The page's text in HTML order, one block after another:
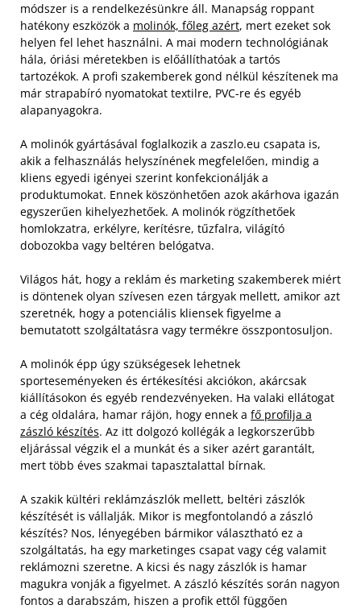
módszer is a rendelkezésünkre áll. Manapság roppant
hatékony eszközök a molinók, főleg azért, mert ezeket sok
helyen fel lehet használni. A mai modern technológiának
hála, óriási méretekben is előállíthatóak a tartós
tartozékok. A profi szakemberek gond nélkül készítenek ma
már strapabíró nyomatokat textilre, PVC-re és egyéb
alapanyagokra.
A molinók gyártásával foglalkozik a zaszlo.eu csapata is,
akik a felhasználás helyszínének megfelelően, mindig a
kliens egyedi igényei szerint konfekcionálják a
produktumokat. Ennek köszönhetően azok akárhova igazán
egyszerűen kihelyezhetőek. A molinók rögzíthetőek
homlokzatra, erkélyre, kerítésre, tűzfalra, világító
dobozokba vagy beltéren belógatva.
Világos hát, hogy a reklám és marketing szakemberek miért
is döntenek olyan szívesen ezen tárgyak mellett, amikor azt
szeretnék, hogy a potenciális kliensek figyelme a
bemutatott szolgáltatásra vagy termékre összpontosuljon.
A molinók épp úgy szükségesek lehetnek
sporteseményeken és értékesítési akciókon, akárcsak
kiállításokon és egyéb rendezvényeken. Ha valaki ellátogat
a cég oldalára, hamar rájön, hogy ennek a fő profilja a
zászló készítés. Az itt dolgozó kollégák a legkorszerűbb
eljárással végzik el a munkát és a siker azért garantált,
mert több éves szakmai tapasztalattal bírnak.
A szakik kültéri reklámzászlók mellett, beltéri zászlók
készítését is vállalják. Mikor is megfontolandó a zászló
készítés? Nos, lényegében bármikor választható ez a
szolgáltatás, ha egy marketinges csapat vagy cég valamit
reklámozni szeretne. A kicsi és nagy zászlók is hamar
magukra vonják a figyelmet. A zászló készítés során nagyon
fontos a darabszám, hiszen a profik ettől függően